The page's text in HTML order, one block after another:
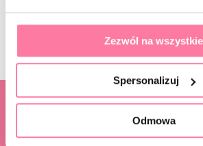
Zezwól na wszystkie
Spersonalizuj
Odmowa